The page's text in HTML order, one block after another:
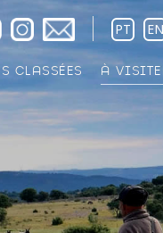
PT EN
CLASSÉES À